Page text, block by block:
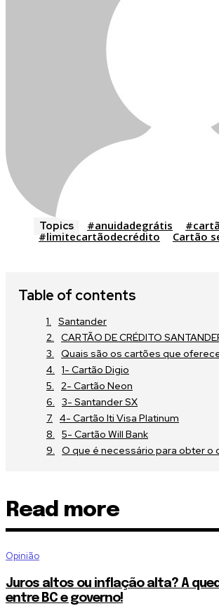
Topics #anuidadegrátis
#limitecartãodecrédito
Cartão
Table of contents
Santander
CARTÃO DE CRÉDITO
Quais são os cartões que
1- Cartão Digio
2- Cartão Neon
3- Santander SX
4- Cartão Iti Visa Platinum
5- Cartão Will Bank
O que é necessário para obter o
Read more
Opinião
Juros altos ou inflação alta? A
entre BC e governo!